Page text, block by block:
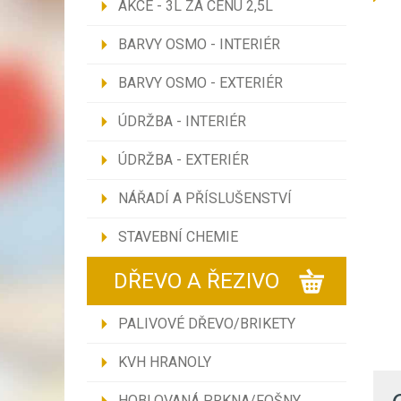
AKCE - 3L ZA CENU 2,5L
BARVY OSMO - INTERIÉR
BARVY OSMO - EXTERIÉR
ÚDRŽBA - INTERIÉR
ÚDRŽBA - EXTERIÉR
NÁŘADÍ A PŘÍSLUŠENSTVÍ
STAVEBNÍ CHEMIE
DŘEVO A ŘEZIVO
PALIVOVÉ DŘEVO/BRIKETY
KVH HRANOLY